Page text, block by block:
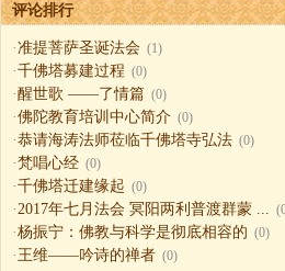
评论排行
·准提菩萨圣诞法会 (1)
·千佛塔募建过程 (0)
·醒世歌 ——了情篇 (0)
·佛陀教育培训中心简介 (0)
·恭请海涛法师莅临千佛塔寺弘法 (0)
·梵唱心经 (0)
·千佛塔迁建缘起 (0)
·2017年七月法会 冥阳两利普渡群蒙 ...
·杨振宁：佛教与科学是彻底相容的 (0)
·王维——吟诗的禅者 (0)